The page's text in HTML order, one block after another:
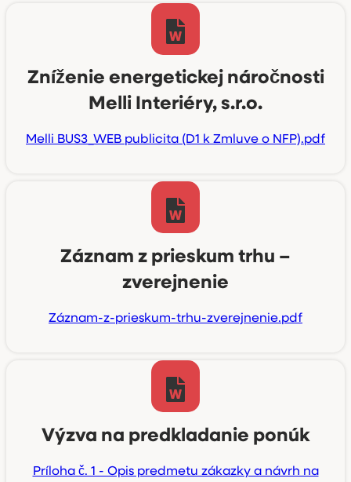
Zníženie energetickej náročnosti
Melli Interiéry, s.r.o.
Melli BUS3_WEB publicita (D1 k Zmluve o NFP).pdf
Záznam z prieskum trhu –
zverejnenie
Záznam-z-prieskum-trhu-zverejnenie.pdf
Výzva na predkladanie ponúk
Príloha č. 1 - Opis predmetu zákazky a návrh na